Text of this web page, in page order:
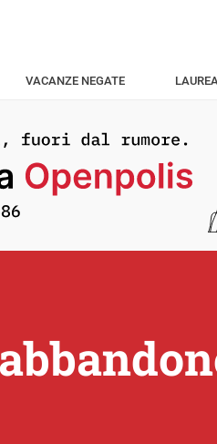
VACANZE NEGATE